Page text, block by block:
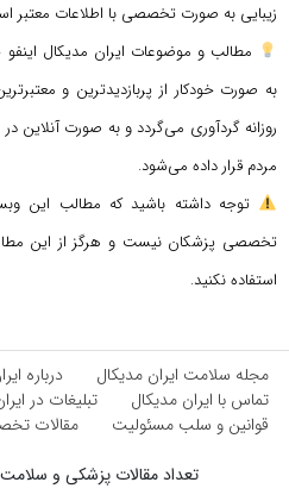
زیبایی به صورت تخصصی با اطلاعات معتبر
مطالب و موضوعات ایران مدیکال
به صورت خودکار از پربازدیدترین و
روزانه گردآوری می‌گردد و به صورت آنلاین
مردم قرار داده می‌شود.
توجه داشته باشید که مطالب این
تخصصی پزشکان نیست و هرگز از این
استفاده نکنید.
مجله سلامت ایران مدیکال
درباره
تماس با ایران مدیکال
تبلیغات در
قوانین و سلب مسئولیت
مقالات
تعداد مقالات پزشکی و سلامت